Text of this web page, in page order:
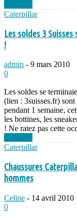
Caterpillar
Les soldes 3
!
admin - 9 mars 2010
0
Les soldes se
(lien : 3suisses.fr)
pendant 1 semaine,
les bottines, les
! Ne ratez pas cette
Caterpillar
Chaussures
hommes
Celine - 14 avril 2010
0